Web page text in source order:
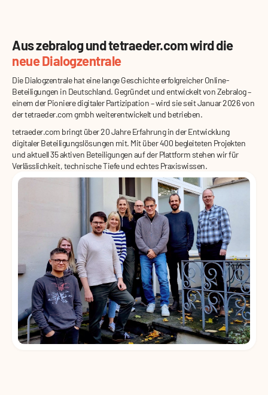
Aus zebralog und tetraeder.com wird die
neue Dialogzentrale
Die Dialogzentrale hat eine lange Geschichte erfolgreicher Online-
Beteiligungen in Deutschland. Gegründet und entwickelt von Zebralog –
einem der Pioniere digitaler Partizipation – wird sie seit Januar 2026 von
der tetraeder.com gmbh weiterentwickelt und betrieben.
tetraeder.com bringt über 20 Jahre Erfahrung in der Entwicklung
digitaler Beteiligungslösungen mit. Mit über 400 begleiteten Projekten
und aktuell 35 aktiven Beteiligungen auf der Plattform stehen wir für
Verlässlichkeit, technische Tiefe und echtes Praxiswissen.